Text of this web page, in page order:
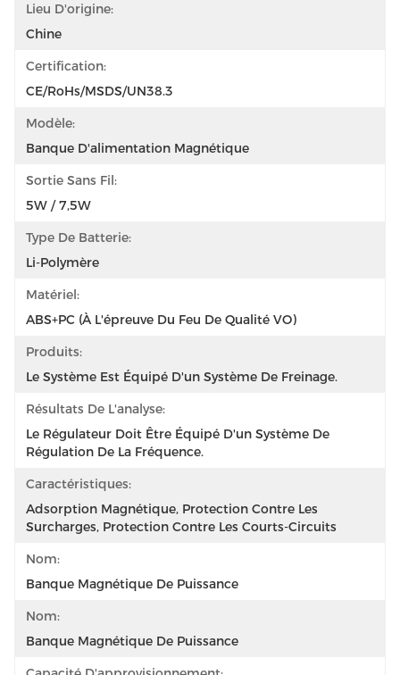
Lieu D'origine:
Chine
Certification:
CE/RoHs/MSDS/UN38.3
Modèle:
Banque D'alimentation Magnétique
Sortie Sans Fil:
5W / 7,5W
Type De Batterie:
Li-Polymère
Matériel:
ABS+PC (à L'épreuve Du Feu De Qualité VO)
Produits:
Le Système Est Équipé D'un Système De Freinage.
Résultats De L'analyse:
Le Régulateur Doit Être Équipé D'un Système De
Régulation De La Fréquence.
Caractéristiques:
Adsorption Magnétique, Protection Contre Les
Surcharges, Protection Contre Les Courts-Circuits
Nom:
Banque Magnétique De Puissance
Nom:
Banque Magnétique De Puissance